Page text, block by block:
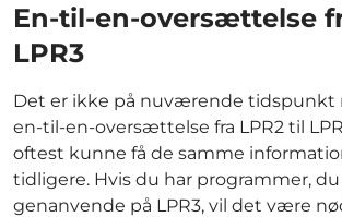
En-til-en-oversættelse
LPR3
Det er ikke på nuværende tidspunkt
en-til-en-oversættelse fra LPR2 til
oftest kunne få de samme
tidligere. Hvis du har programmer,
genanvende på LPR3, vil det være